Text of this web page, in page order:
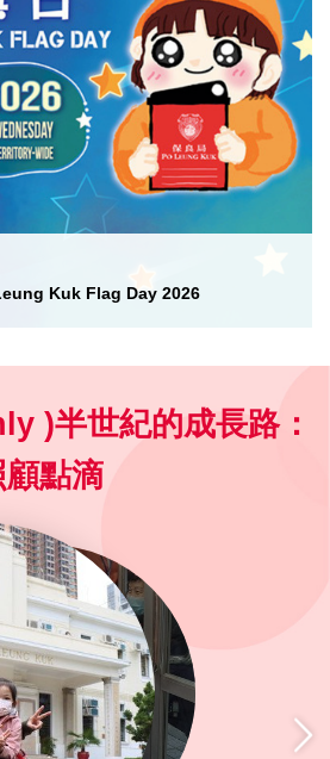
Kuk Flag Day 2026
)半世紀的成長路：
點滴